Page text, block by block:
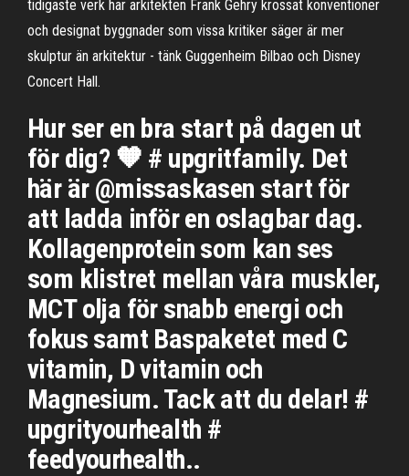
tidigaste verk har arkitekten Frank Gehry krossat konventioner
och designat byggnader som vissa kritiker säger är mer
skulptur än arkitektur - tänk Guggenheim Bilbao och Disney
Concert Hall.
Hur ser en bra start på dagen ut
för dig? 🧡 # upgritfamily. Det
här är @missaskasen start för
att ladda inför en oslagbar dag.
Kollagenprotein som kan ses
som klistret mellan våra muskler,
MCT olja för snabb energi och
fokus samt Baspaketet med C
vitamin, D vitamin och
Magnesium. Tack att du delar! #
upgrityourhealth #
feedyourhealth..